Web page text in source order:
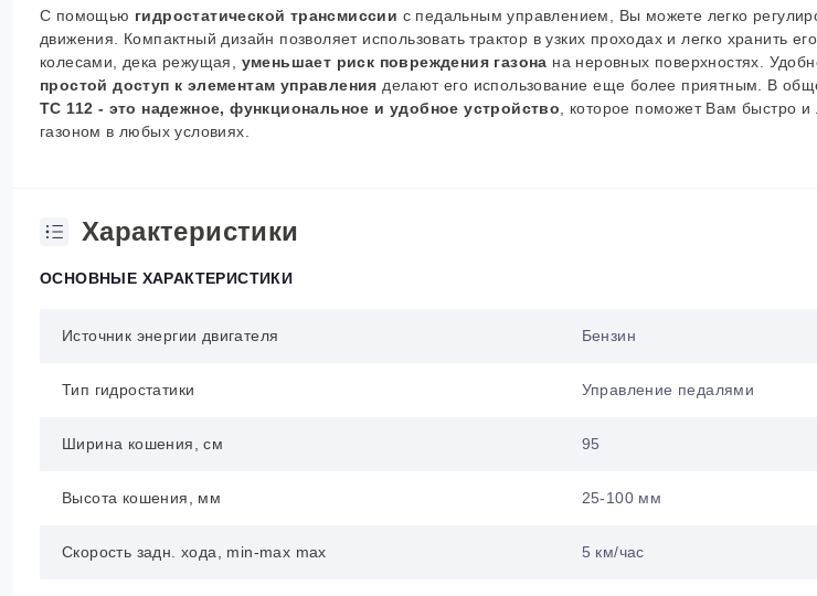
С помощью гидростатической трансмиссии с педальным управлением, Вы можете легко
движения. Компактный дизайн позволяет использовать трактор в узких проходах и легко хранить его.
колесами, дека режущая
уменьшает риск повреждения газона на неровных поверхностях.
простой доступ к элементам управления делают его использование еще более приятным. В
TC 112 - это надежное, функциональное и удобное устройство , которое поможет Вам быстро и
газоном в любых условиях.
Характеристики
ОСНОВНЫЕ ХАРАКТЕРИСТИКИ
Источник энергии двигателя Бензин
Тип гидростатики Управление педалями
Ширина кошения, см 95
Высота кошения, мм 25-100 мм
Скорость задн. хода, min-max max 5 км/час